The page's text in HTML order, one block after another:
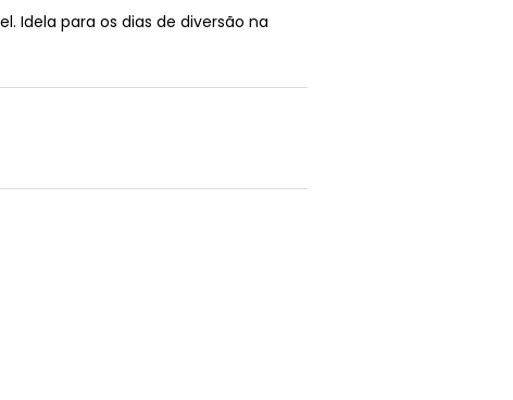
Idela para os dias de diversão na